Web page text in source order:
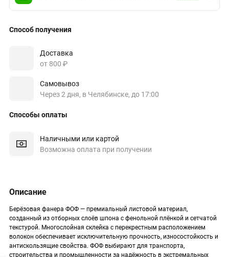
Способ получения
Доставка
от 800 ₽
Самовывоз
Через 2 дня, в Челябинске, до 17:00
Способы оплаты
Наличными или картой
Возможна оплата при получении
Описание
Берёзовая фанера ФОФ — премиальный листовой материал,
созданный из отборных слоёв шпона с фенольной плёнкой и сетчатой
текстурой. Многослойная склейка с перекрестным расположением
волокон обеспечивает исключительную прочность, износостойкость и
антискользящие свойства. ФОФ выбирают для транспорта,
строительства и промышленности за надёжность в экстремальных